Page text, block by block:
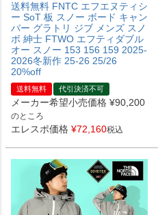
送料無料 FNTC エフエヌティシ
ー SoT 板 スノー ボード キャン
バー グラトリ ジブ メンズ スノ
ボ 紳士 FTWO エフティダブル
オー スノー 153 156 159 2025-
2026冬新作 25-26 25/26
20%off
送料無料 代引決済不可
メーカー希望小売価格 ¥90,200
のところ
エレスポ価格 ¥72,160税込